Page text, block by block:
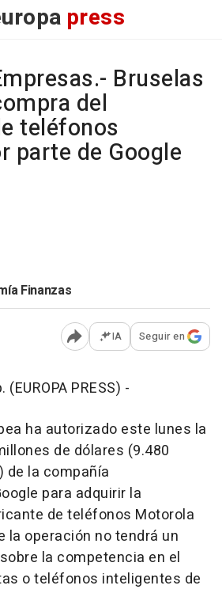
press
Bruselas
del
teléfonos
parte de Google
Finanzas
Abrir opciones para
IA Seguir en
(EUROPA PRESS) -
ha autorizado este lunes la
de dólares (9.480
de la compañía
para adquirir la
de teléfonos Motorola
la operación no tendrá un
la competencia en el
o teléfonos inteligentes de